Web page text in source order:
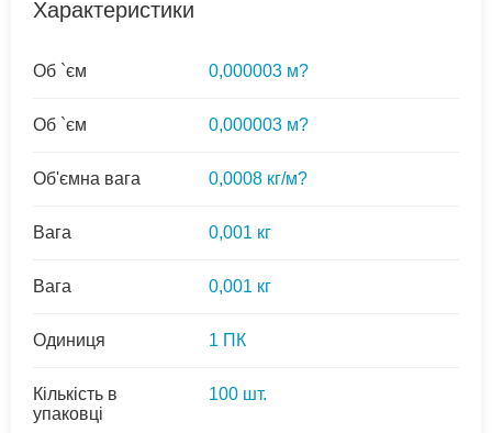
Характеристики
Об `єм 0,000003 м?
Об `єм 0,000003 м?
Об'ємна вага 0,0008 кг/м?
Вага 0,001 кг
Вага 0,001 кг
Одиниця 1 ПК
Кількість в
упаковці
100 шт.